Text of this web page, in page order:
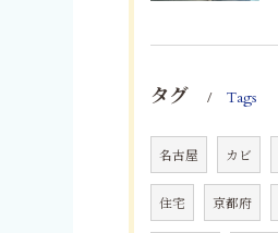
タグ Tags
名古屋 カビ
住宅 京都府